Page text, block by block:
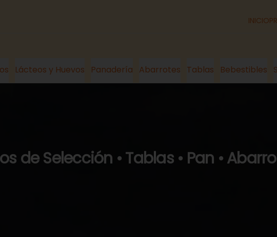
INICIO
Lácteos y Huevos Panadería Abarrotes Tablas Bebestibles
de Selección • Tablas • Pan •